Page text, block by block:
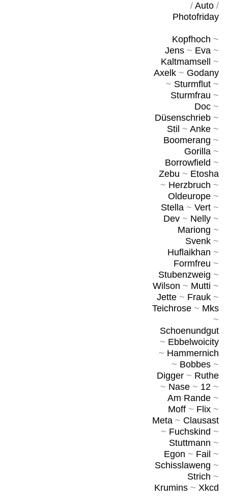
/ Auto/
Photofriday
Kopfhoch ~
Jens~ Eva~
Kaltmamsell
~
Axelk~ Godany
~ Sturmflut~
Sturmfrau ~
Doc~
Düsenschrieb~
Stil ~ Anke~
Boomerang ~
Gorilla~
Borrowfield ~
Zebu ~ Etosha
~ Herzbruch ~
Oldeurope~
Stella~ Vert~
Dev~ Nelly~
Mariong ~
Svenk~
Huflaikhan ~
Formfreu ~
Stubenzweig ~
Wilson ~ Mutti ~
Jette~ Frauk~
Teichrose~ Mks
~
Schoenundgut
~ Ebbelwoicity
~ Hammernich
~ Bobbes~
Digger~ Ruthe
~ Nase~ 12~
Am Rande~
Moff~ Flix~
Meta~ Clausast
~ Fuchskind ~
Stuttmann ~
Egon ~ Fail ~
Schisslaweng ~
Strich ~
Krumins~ Xkcd